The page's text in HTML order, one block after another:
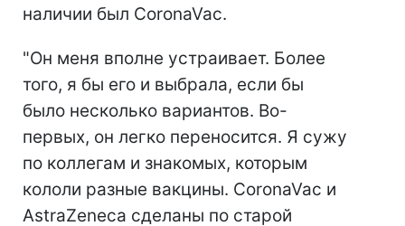
наличии был CoronaVac.
"Он меня вполне устраивает. Более
того, я бы его и выбрала, если бы
было несколько вариантов. Во-
первых, он легко переносится. Я сужу
по коллегам и знакомых, которым
кололи разные вакцины. CoronaVac и
AstraZeneca сделаны по старой